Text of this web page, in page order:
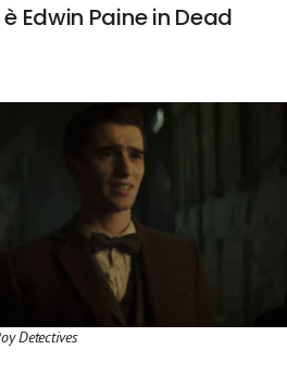
Edwin Paine in Dead
Detectives